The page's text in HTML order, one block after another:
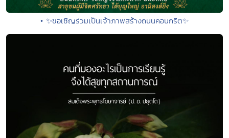
• ✨ขอเชิญร่วมเป็นเจ้าภาพสร้างถนนคอนกรีต✨